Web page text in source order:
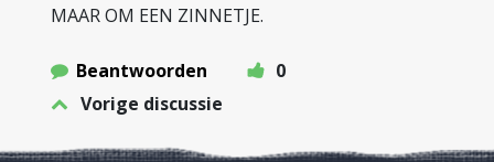
MAAR OM EEN ZINNETJE.
Beantwoorden
0
Vorige discussie